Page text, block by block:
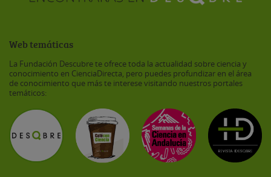
Web temáticas
La Fundación Descubre te ofrece toda la actualidad sobre ciencia y
conocimiento en CienciaDirecta, pero puedes profundizar en el área
de conocimiento que más te interese visitando nuestros portales
temáticos: